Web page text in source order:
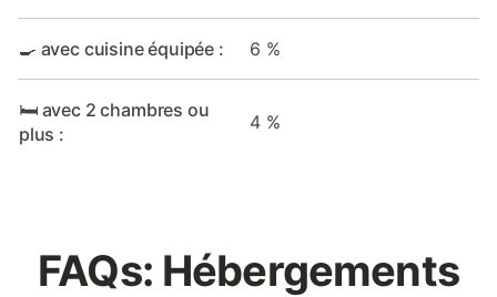
🍳 avec cuisine équipée : 6 %
🛏️ avec 2 chambres ou
plus :
4 %
FAQs: Hébergements